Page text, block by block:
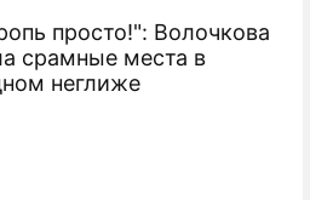
просто!": Волочкова
срамные места в
неглиже